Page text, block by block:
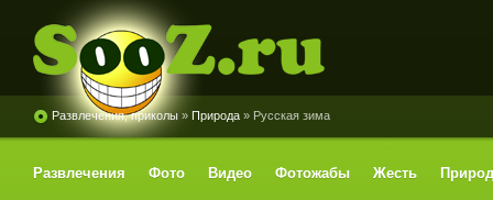
Развлечения, приколы » Природа » Русская зима
Развлечения Фото Видео Фотожабы Жесть